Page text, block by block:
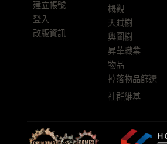
建立帳號
登入
改版資訊
概觀
天賦樹
輿圖樹
昇華職業
物品
掉落物品篩選
社群維基